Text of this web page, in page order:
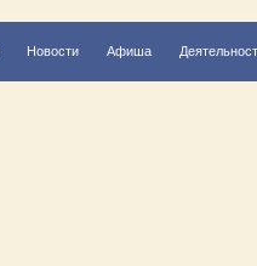
Новости Афиша